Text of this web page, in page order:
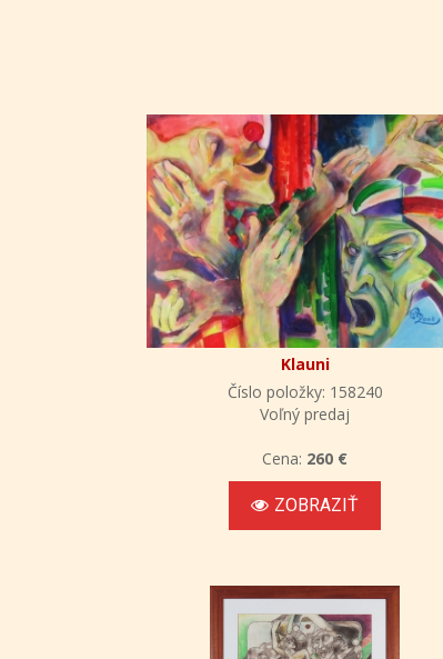
Klauni
Číslo položky: 158240
Voľný predaj
Cena: 260 €
ZOBRAZIŤ